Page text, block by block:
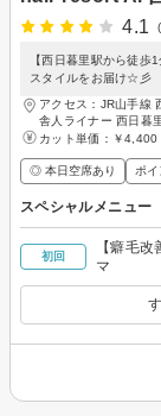
4.1
【西日暮里駅から徒歩
スタイルをお届け☆彡
アクセス：JR山手線
舎人ライナー 西日暮
カット単価： ￥4,400
◎ 本日空席あり ポ
スペシャルメニュー
初回
【癖毛
マ